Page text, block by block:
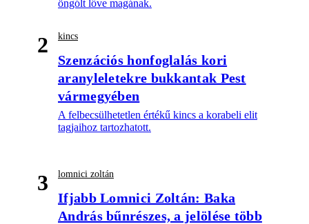
öngólt lőve magának.
2 kincs
Szenzációs honfoglalás kori
aranyleletekre bukkantak Pest
vármegyében
A felbecsülhetetlen értékű kincs a korabeli elit
tagjaihoz tartozhatott.
3 lomnici zoltán
Ifjabb Lomnici Zoltán: Baka
András bűnrészes, a jelölése több